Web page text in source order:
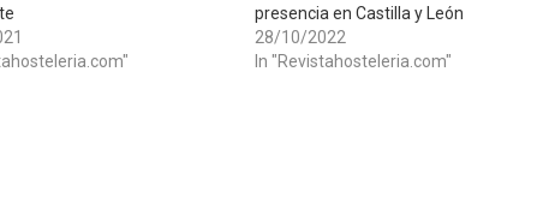
presencia en Castilla y León
28/10/2022
In "Revistahosteleria.com"